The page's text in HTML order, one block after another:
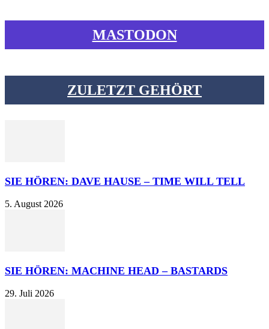
MASTODON
ZULETZT GEHÖRT
SIE HÖREN: DAVE HAUSE – TIME WILL TELL
5. August 2026
SIE HÖREN: MACHINE HEAD – BASTARDS
29. Juli 2026